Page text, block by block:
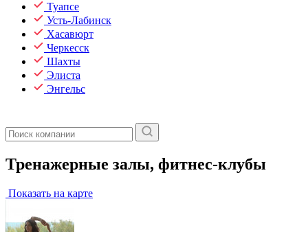
Туапсе
Усть-Лабинск
Хасавюрт
Черкесск
Шахты
Элиста
Энгельс
Тренажерные залы, фитнес-клубы
Показать на карте